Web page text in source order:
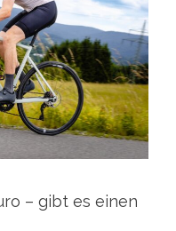
– gibt es einen